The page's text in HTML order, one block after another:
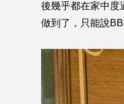
後幾乎都在家中度
做到了，只能說